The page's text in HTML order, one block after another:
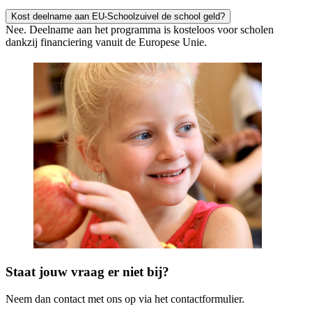
Kost deelname aan EU-Schoolzuivel de school geld?
Nee. Deelname aan het programma is kosteloos voor scholen
dankzij financiering vanuit de Europese Unie.
Staat jouw vraag er niet bij?
Neem dan contact met ons op via het contactformulier.